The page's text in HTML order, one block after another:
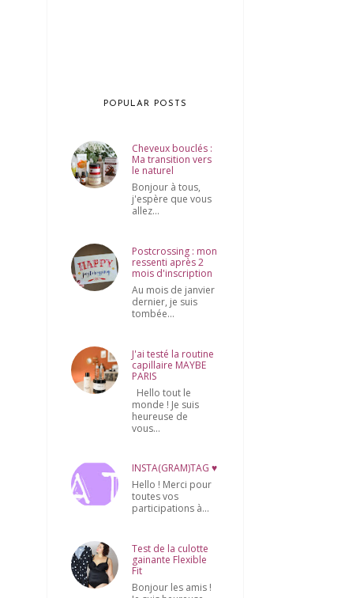
POPULAR POSTS
Cheveux bouclés :
Ma transition vers
le naturel
Bonjour à tous,
j'espère que vous
allez...
Postcrossing : mon
ressenti après 2
mois d'inscription
Au mois de janvier
dernier, je suis
tombée...
J'ai testé la routine
capillaire MAYBE
PARIS
Hello tout le
monde ! Je suis
heureuse de
vous...
INSTA(GRAM)TAG ♥
Hello ! Merci pour
toutes vos
participations à...
Test de la culotte
gainante Flexible
Fit
Bonjour les amis !